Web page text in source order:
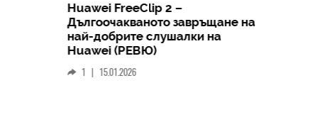
Huawei FreeClip 2 –
Дългоочакваното завръщане на
най-добрите слушалки на
Huawei (РЕВЮ)
1 15.01.2026